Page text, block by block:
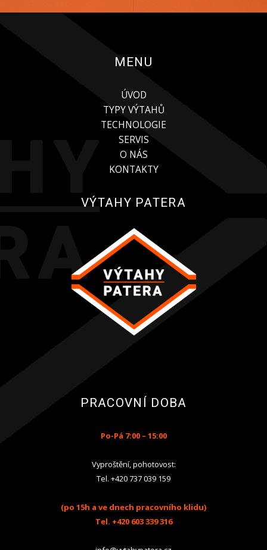
MENU
ÚVOD
TYPY VÝTAHŮ
TECHNOLOGIE
SERVIS
O NÁS
KONTAKTY
VÝTAHY PATERA
PRACOVNÍ DOBA
Po-Pá 7:00 – 15:00
Vyproštění, pohotovost:
Tel. +420 737 039 159
(po 15h a ve dnech pracovního klidu)
Tel. +420 603 339 316